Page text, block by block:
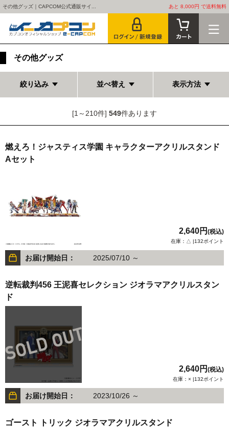
その他グッズ｜CAPCOM公式通販サイ... あと 8,000円 で送料無料
その他グッズ
絞り込み 並べ替え 表示方法
[1～210件] 549件あります
燃えろ！ジャスティス学園 キャラクターアクリルスタンド
Aセット
2,640円 (税込)
在庫：△ |132ポイント
お届け開始日： 2025/07/10 ～
逆転裁判456 王泥喜セレクション ジオラマアクリルスタン
ド
2,640円 (税込)
在庫：× |132ポイント
お届け開始日： 2023/10/26 ～
ゴースト トリック ジオラマアクリルスタンド